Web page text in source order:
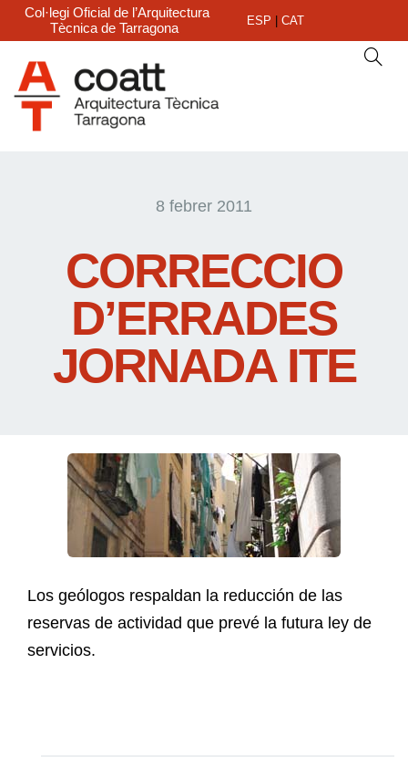
Col·legi Oficial de l’Arquitectura
Tècnica de Tarragona
ESP CAT
8 febrer 2011
CORRECCIO
D’ERRADES
JORNADA ITE
Los geólogos respaldan la reducción de las
reservas de actividad que prevé la futura ley de
servicios.